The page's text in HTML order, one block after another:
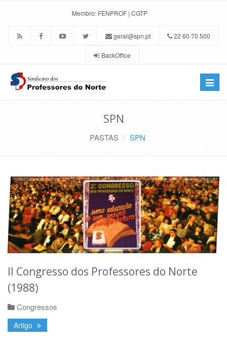
Membro: FENPROF | CGTP
geral@spn.pt 22 60 70 500
BackOffice
Toggle
SPN
PASTAS SPN
II Congresso dos Professores do Norte
(1988)
Congressos
Artigo